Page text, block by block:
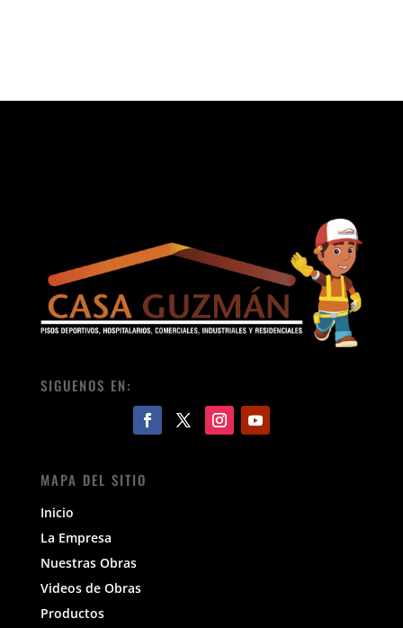
SIGUENOS EN:
MAPA DEL SITIO
Inicio
La Empresa
Nuestras Obras
Videos de Obras
Productos